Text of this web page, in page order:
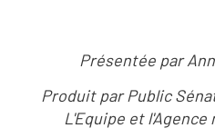
Présentée par
Produit par Public
L'Equipe et